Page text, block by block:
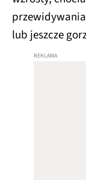
lub jeszcze